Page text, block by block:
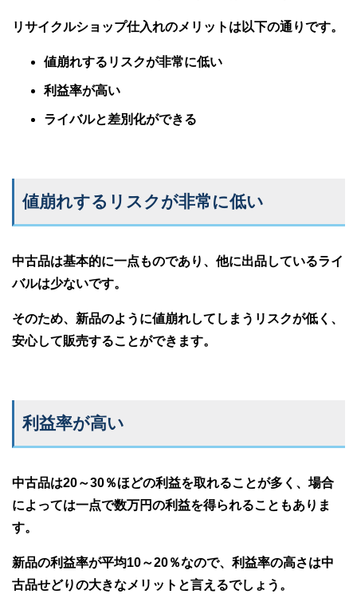
リサイクルショップ仕入れのメリットは以下の通りです。
値崩れするリスクが非常に低い
利益率が高い
ライバルと差別化ができる
値崩れするリスクが非常に低い
中古品は基本的に一点ものであり、他に出品しているライ
バルは少ないです。
そのため、新品のように値崩れしてしまうリスクが低く、
安心して販売することができます。
利益率が高い
中古品は20～30％ほどの利益を取れることが多く、場合
によっては一点で数万円の利益を得られることもありま
す。
新品の利益率が平均10～20％なので、利益率の高さは中
古品せどりの大きなメリットと言えるでしょう。